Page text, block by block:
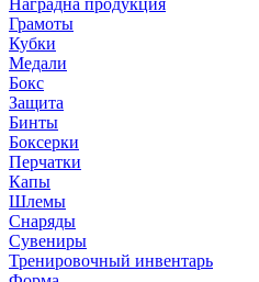
Наградна продукция
Грамоты
Кубки
Медали
Бокс
Защита
Бинты
Боксерки
Перчатки
Капы
Шлемы
Снаряды
Сувениры
Тренировочный инвентарь